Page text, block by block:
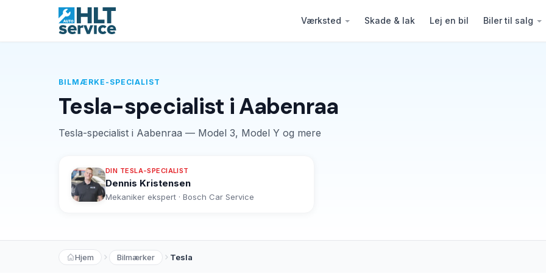
Værksted Skade & lak Lej en bil Biler til salg
BILMÆRKE-SPECIALIST
Tesla-specialist i Aabenraa
Tesla-specialist i Aabenraa — Model 3, Model Y og mere
DIN TESLA-SPECIALIST
Dennis Kristensen
Mekaniker ekspert · Bosch Car Service
Hjem Bilmærker Tesla